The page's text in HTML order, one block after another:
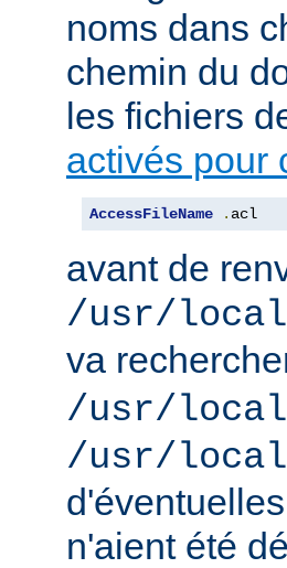
noms dans
chemin du
les fichiers
activés pour
AccessFileName . acl
avant de
/usr/
va
/usr/
/usr/
n'aient été